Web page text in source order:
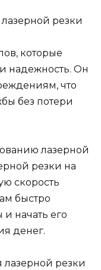
резки
которые
надежность. Он
что
без потери
лазерной
резки на
скорость
быстро
начать его
денег.
лазерной резки